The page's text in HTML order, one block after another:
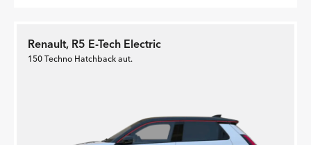
Renault, R5 E-Tech Electric
150 Techno Hatchback aut.